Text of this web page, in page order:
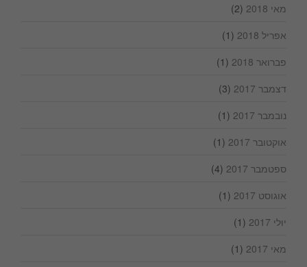
מאי 2018
(2)
אפריל 2018
(1)
פברואר 2018
(1)
דצמבר 2017
(3)
נובמבר 2017
(1)
אוקטובר 2017
(1)
ספטמבר 2017
(4)
אוגוסט 2017
(1)
יולי 2017
(1)
מאי 2017
(1)